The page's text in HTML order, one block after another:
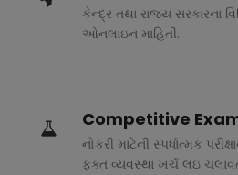
કેન્દ્ર તથા રાજ્ય સરકારના
ઓનલાઇન માહિતી.
Competitive
નોકરી માટેની સ્પર્ધાત્મક
ફક્ત વ્યવસ્થા ખર્ચ લઇ